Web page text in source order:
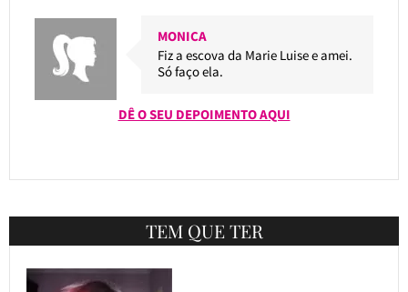
MONICA
Fiz a escova da Marie Luise e amei.
Só faço ela.
DÊ O SEU DEPOIMENTO AQUI
TEM QUE TER